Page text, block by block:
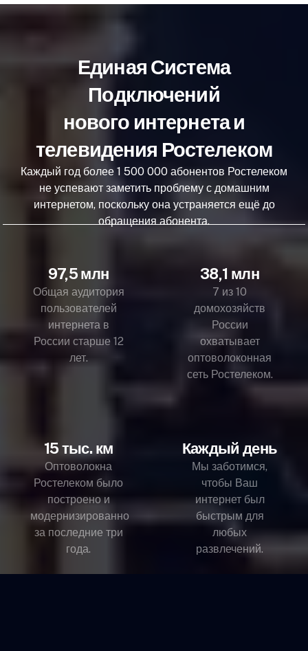
Единая Система
Подключений
нового интернета и
телевидения Ростелеком
Каждый год более 1 500 000 абонентов Ростелеком
не успевают заметить проблему с домашним
интернетом, поскольку она устраняется ещё до
обращения абонента.
97,5 млн
Общая аудитория
пользователей
интернета в
России старше 12
лет.
38,1 млн
7 из 10
домохозяйств
России
охватывает
оптоволоконная
сеть Ростелеком.
15 тыс. км
Оптоволокна
Ростелеком было
построено и
модернизированно
за последние три
года.
Каждый день
Мы заботимся,
чтобы Ваш
интернет был
быстрым для
любых
развлечений.